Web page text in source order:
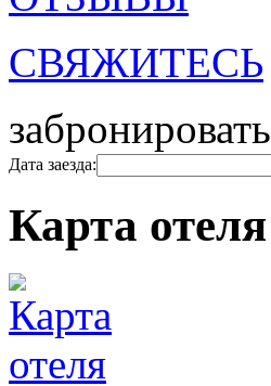
СВЯЖИТЕСЬ
забронировать
Дата заезда:
Карта отеля